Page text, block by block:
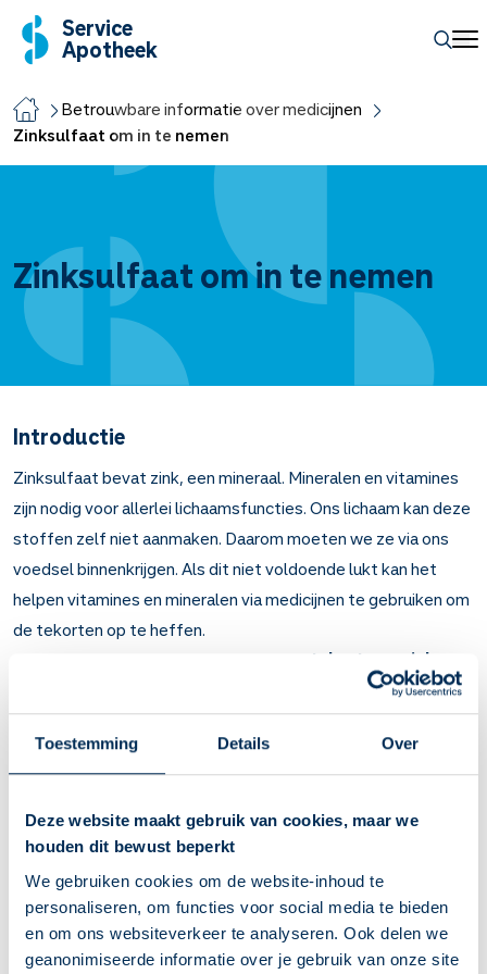
Toestemming Details Over
Deze website maakt gebruik van cookies, maar we
houden dit bewust beperkt
We gebruiken cookies om de website-inhoud te
personaliseren, om functies voor social media te bieden
en om ons websiteverkeer te analyseren. Ook delen we
geanonimiseerde informatie over je gebruik van onze site
Service
Apotheek
Betrouwbare informatie over medicijnen
Zinksulfaat om in te nemen
Zinksulfaat om in te nemen
Introductie
Zinksulfaat bevat zink, een mineraal. Mineralen en vitamines
zijn nodig voor allerlei lichaamsfuncties. Ons lichaam kan deze
stoffen zelf niet aanmaken. Daarom moeten we ze via ons
voedsel binnenkrijgen. Als dit niet voldoende lukt kan het
helpen vitamines en mineralen via medicijnen te gebruiken om
de tekorten op te heffen.
tekort aan zink
in het lichaam
(ziekte van Wilson).
Belangrijk om te weten over Zinksulfaat om in
Zinksulfaat bevat zink, een mineraal dat nodig is voor veel
hoeveelheid koper in het lichaam.
Bij een tekort aan zink in het lichaam. Bijvoorbeeld
doordat de darmen zink niet goed uit voedsel kunnen